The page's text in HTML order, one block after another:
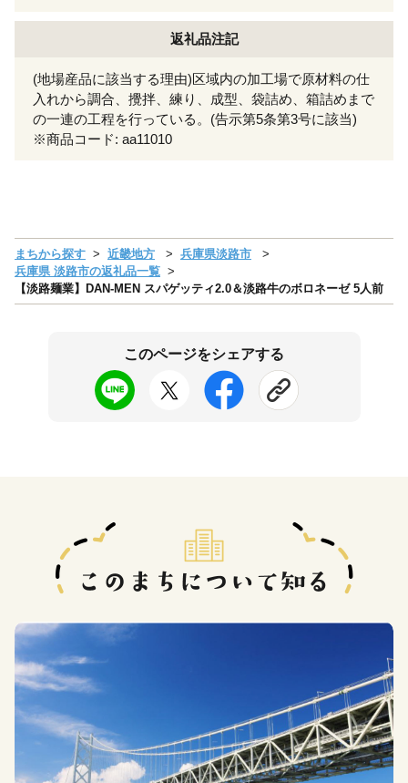
返礼品注記
(地場産品に該当する理由)区域内の加工場で原材料の仕
入れから調合、攪拌、練り、成型、袋詰め、箱詰めまで
の一連の工程を行っている。(告示第5条第3号に該当)
※商品コード: aa11010
まちから探す 近畿地方
兵庫県淡路市
兵庫県 淡路市の返礼品一覧
【淡路麺業】DAN-MEN スパゲッティ2.0＆淡路牛のボロネーゼ 5人前
このページをシェアする